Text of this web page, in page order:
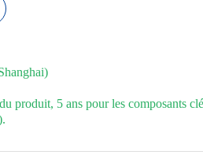
produit, 5 ans pour les composants